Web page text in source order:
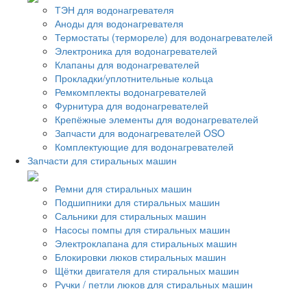
ТЭН для водонагревателя
Аноды для водонагревателя
Термостаты (термореле) для водонагревателей
Электроника для водонагревателей
Клапаны для водонагревателей
Прокладки/уплотнительные кольца
Ремкомплекты водонагревателей
Фурнитура для водонагревателей
Крепёжные элементы для водонагревателей
Запчасти для водонагревателей OSO
Комплектующие для водонагревателей
Запчасти для стиральных машин
Ремни для стиральных машин
Подшипники для стиральных машин
Сальники для стиральных машин
Насосы помпы для стиральных машин
Электроклапана для стиральных машин
Блокировки люков стиральных машин
Щётки двигателя для стиральных машин
Ручки / петли люков для стиральных машин